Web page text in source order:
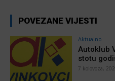
POVEZANE VIJESTI
Aktualno
Autoklub
stotu
7 kolovoza,